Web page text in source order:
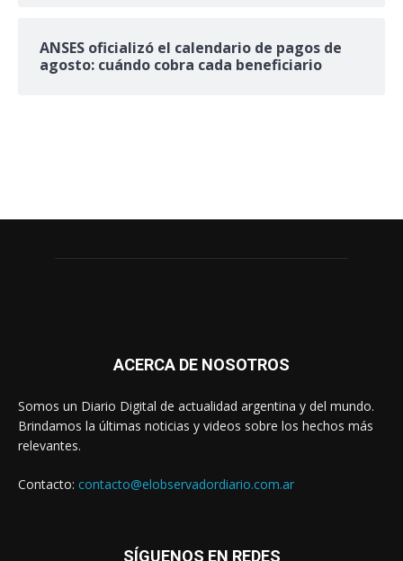
ANSES oficializó el calendario de pagos de
agosto: cuándo cobra cada beneficiario
ACERCA DE NOSOTROS
Somos un Diario Digital de actualidad argentina y del mundo.
Brindamos la últimas noticias y videos sobre los hechos más
relevantes.
Contacto: contacto@elobservadordiario.com.ar
SÍGUENOS EN REDES